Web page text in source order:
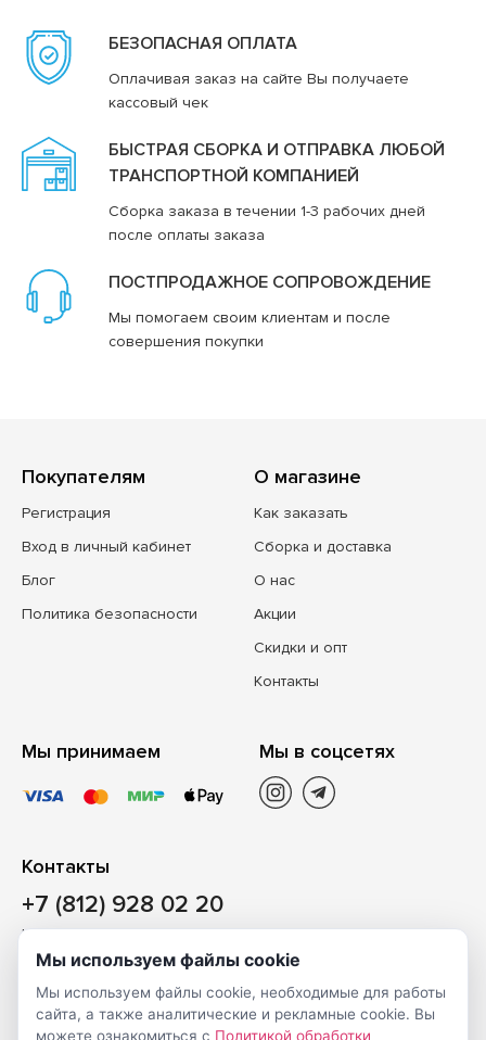
БЕЗОПАСНАЯ ОПЛАТА
Оплачивая заказ на сайте Вы получаете
кассовый чек
БЫСТРАЯ СБОРКА И ОТПРАВКА ЛЮБОЙ
ТРАНСПОРТНОЙ КОМПАНИЕЙ
Сборка заказа в течении 1-3 рабочих дней
после оплаты заказа
ПОСТПРОДАЖНОЕ СОПРОВОЖДЕНИЕ
Мы помогаем своим клиентам и после
совершения покупки
Покупателям
Регистрация
Вход в личный кабинет
Блог
Политика безопасности
О магазине
Как заказать
Сборка и доставка
О нас
Акции
Скидки и опт
Контакты
Мы принимаем Мы в соцсетях
Контакты
+7 (812) 928 02 20
Наш магазин
Санкт-Петербург, ул. Ворошилова, д. 2, Литер «Р» (БЦ
«Сигнал»), 3 этаж, пом. 2
На карте
Мы используем файлы cookie
Мы используем файлы cookie, необходимые для работы
сайта, а также аналитические и рекламные cookie. Вы
можете ознакомиться с Политикой обработки